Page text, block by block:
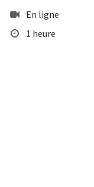
En ligne
1 heure